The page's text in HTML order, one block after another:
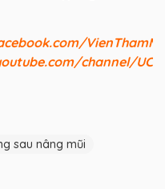
channel/
sau nâng mũi